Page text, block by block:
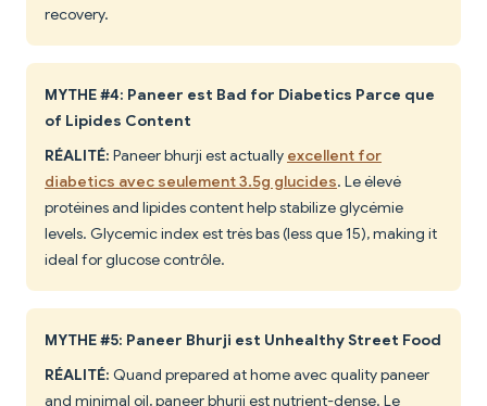
recovery.
MYTHE #4: Paneer est Bad for Diabetics Parce que
of Lipides Content
RÉALITÉ: Paneer bhurji est actually excellent for
diabetics avec seulement 3.5g glucides. Le élevé
protéines and lipides content help stabilize glycémie
levels. Glycemic index est très bas (less que 15), making it
ideal for glucose contrôle.
MYTHE #5: Paneer Bhurji est Unhealthy Street Food
RÉALITÉ: Quand prepared at home avec quality paneer
and minimal oil, paneer bhurji est nutrient-dense. Le